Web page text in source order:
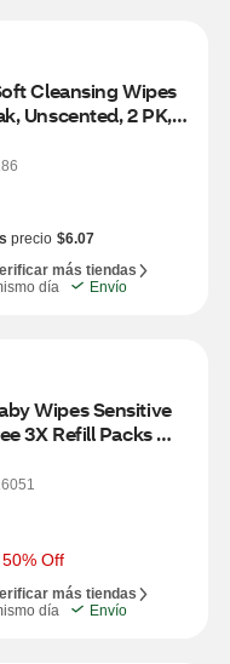
Cleansing Wipes
Unscented, 2 PK,
precio $6.07
más tiendas
día
Envío
Wipes Sensitive
3X Refill Packs
192 CT
Off
más tiendas
día
Envío